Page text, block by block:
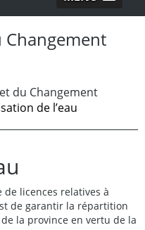
du Changement
de l’eau
de licences relatives à
de garantir la répartition
la province en vertu de la